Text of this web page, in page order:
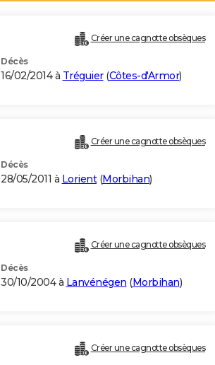
Créer une cagnotte obsèques
Décès
16/02/2014 à Tréguier(Côtes-d'Armor)
Créer une cagnotte obsèques
Décès
28/05/2011 à Lorient(Morbihan)
Créer une cagnotte obsèques
Décès
30/10/2004 à Lanvénégen (Morbihan)
Créer une cagnotte obsèques